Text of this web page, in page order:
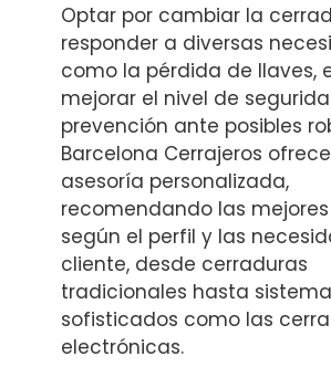
Optar por cambiar la
responder a diversas
como la pérdida de llaves,
mejorar el nivel de
prevención ante posibles
Barcelona Cerrajeros
asesoría personalizada,
recomendando las
según el perfil y las
cliente, desde cerraduras
tradicionales hasta
sofisticados como las
electrónicas.